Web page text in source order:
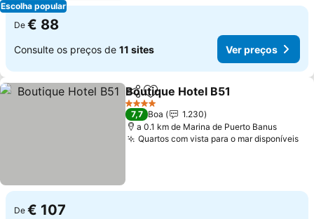
Escolha popular
De € 88
Consulte os preços de 11 sites Ver preços
PartilharAdicionar aos favoritos
Boutique Hotel B51
4 Estrelas
7,7 Boa
1.230
a 0.1 km de Marina de Puerto Banus
Quartos com vista para o mar disponíveis
De € 107